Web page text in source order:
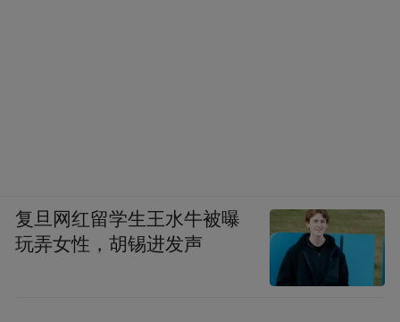
复旦网红留学生王水牛被曝
玩弄女性，胡锡进发声